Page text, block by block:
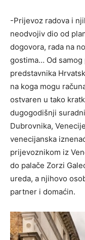
-Prijevoz radova i
neodvojiv dio od
dogovora, rada na
gostima… Od
predstavnika
na koga mogu
ostvaren u tako
dugogodišnji
Dubrovnika,
venecijanska
prijevoznikom iz
do palače Zorzi
ureda, a njihovo
partner i domaćin.